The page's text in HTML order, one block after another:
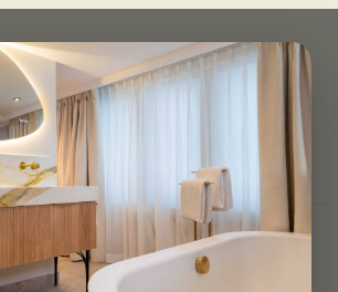
Réserver
Restaurant
Le bar
Événements
DUPLEXSUITE